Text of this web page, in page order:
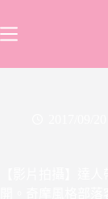
至
要